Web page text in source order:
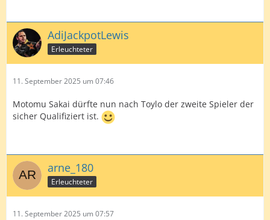
AdiJackpotLewis
Erleuchteter
11. September 2025 um 07:46
Motomu Sakai dürfte nun nach Toylo der zweite Spieler der
sicher Qualifiziert ist.
arne_180
Erleuchteter
11. September 2025 um 07:57